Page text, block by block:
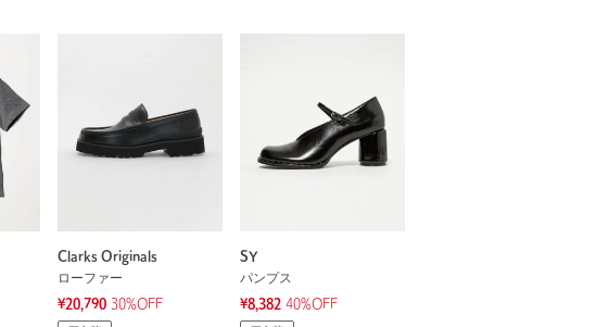
Clarks Originals
ローファー
¥20,790 30%OFF
SY
パンプス
¥8,382 40%OFF